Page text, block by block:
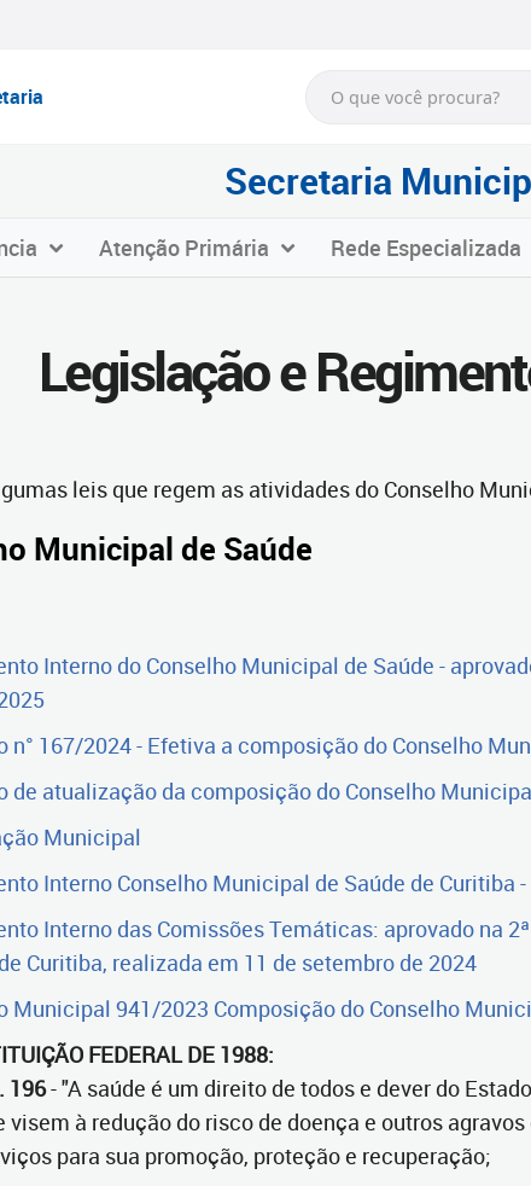
Secretaria
Atenção Primária Rede Especializada
Legislação e
leis que regem as atividades do Conselho
Municipal de Saúde
Interno do Conselho Municipal de Saúde -
n° 167/2024 - Efetiva a composição do Conselho
de atualização da composição do Conselho
Municipal
Interno Conselho Municipal de Saúde de Curitiba
Interno das Comissões Temáticas: aprovado na
Curitiba, realizada em 11 de setembro de 2024
Municipal 941/2023 Composição do Conselho
FEDERAL DE 1988:
196- "A saúde é um direito de todos e dever do
visem à redução do risco de doença e outros
para sua promoção, proteção e recuperação;